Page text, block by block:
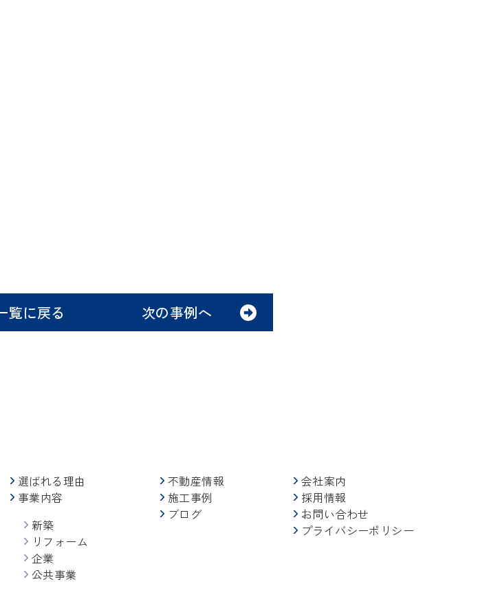
覧に戻る 次の事例へ
選ばれる理由
事業内容
新築
リフォーム
企業
公共事業
不動産情報
施工事例
ブログ
会社案内
採用情報
お問い合わせ
プライバシーポリシー